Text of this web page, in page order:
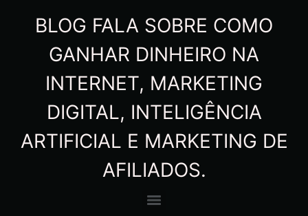
BLOG FALA SOBRE COMO
GANHAR DINHEIRO NA
INTERNET, MARKETING
DIGITAL, INTELIGÊNCIA
ARTIFICIAL E MARKETING DE
AFILIADOS.